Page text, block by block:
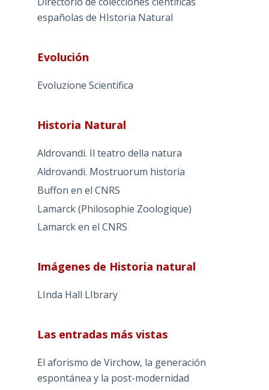
españolas de HIstoria Natural
Evolución
Evoluzione Scientifica
Historia Natural
Aldrovandi. Il teatro della natura
Aldrovandi. Mostruorum historia
Buffon en el CNRS
Lamarck (Philosophie Zoologique)
Lamarck en el CNRS
Imágenes de Historia natural
LInda Hall LIbrary
Las entradas más vistas
El aforismo de Virchow, la generación
espontánea y la post-modernidad